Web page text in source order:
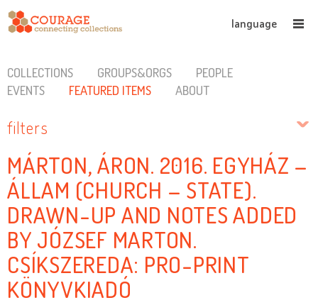
language
COLLECTIONS GROUPS&ORGS
PEOPLE
EVENTS
FEATURED ITEMS ABOUT
filters
MÁRTON, ÁRON. 2016. EGYHÁZ –
ÁLLAM (CHURCH – STATE).
DRAWN-UP AND NOTES ADDED
BY JÓZSEF MARTON.
CSÍKSZEREDA: PRO-PRINT
KÖNYVKIADÓ